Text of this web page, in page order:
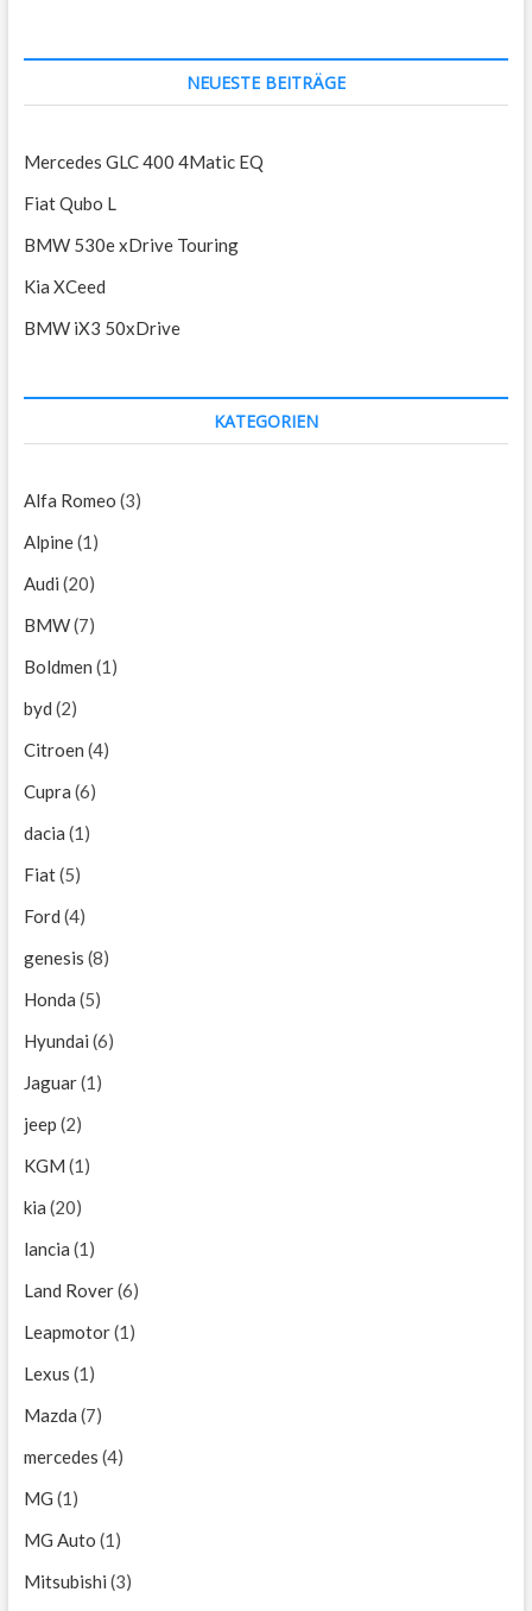
NEUESTE BEITRÄGE
Mercedes GLC 400 4Matic EQ
Fiat Qubo L
BMW 530e xDrive Touring
Kia XCeed
BMW iX3 50xDrive
KATEGORIEN
Alfa Romeo (3)
Alpine(1)
Audi (20)
BMW(7)
Boldmen (1)
byd (2)
Citroen (4)
Cupra (6)
dacia (1)
Fiat(5)
Ford (4)
genesis (8)
Honda (5)
Hyundai (6)
Jaguar(1)
jeep (2)
KGM (1)
kia (20)
lancia (1)
Land Rover(6)
Leapmotor(1)
Lexus (1)
Mazda (7)
mercedes (4)
MG (1)
MG Auto (1)
Mitsubishi (3)